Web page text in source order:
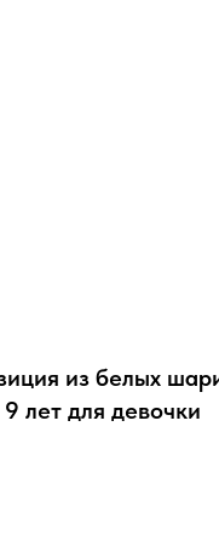
из белых
лет для девочки